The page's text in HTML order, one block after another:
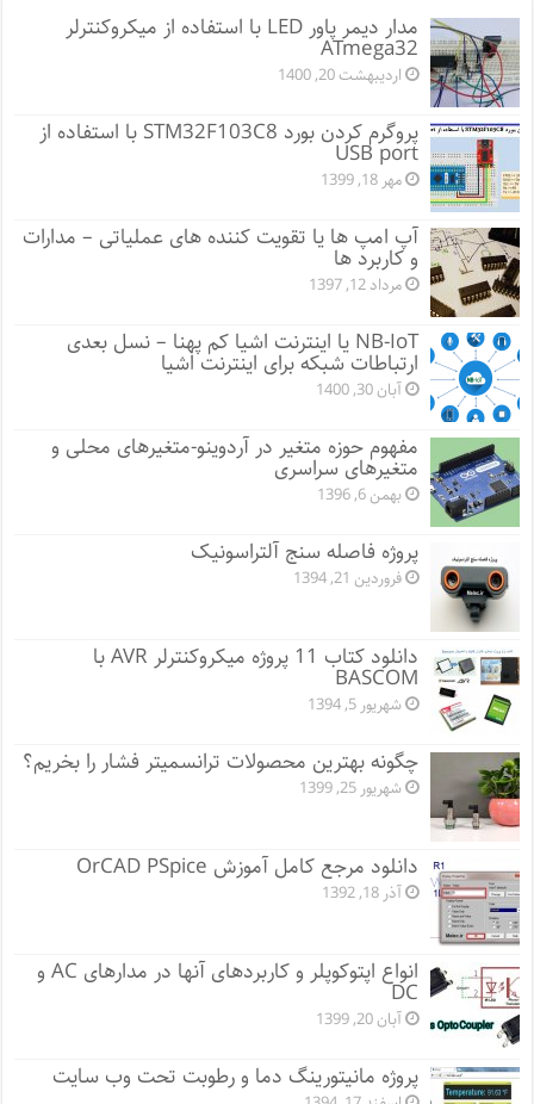
مدار دیمر پاور LED با استفاده از میکروکنترلر
ATmega32
اردیبهشت 20, 1400
پروگرم کردن بورد STM32F103C8 با استفاده از
USB port
مهر 18, 1399
آپ امپ ها یا تقویت کننده های عملیاتی – مدارات
و کاربرد ها
مرداد 12, 1397
NB-IoT یا اینترنت اشیا کم پهنا – نسل بعدی
ارتباطات شبکه برای اینترنت اشیا
آبان 30, 1400
مفهوم حوزه متغیر در آردوینو-متغیرهای محلی و
متغیرهای سراسری
بهمن 6, 1396
پروژه فاصله سنج آلتراسونیک
فروردین 21, 1394
دانلود کتاب 11 پروژه میکروکنترلر AVR با
BASCOM
شهریور 5, 1394
چگونه بهترین محصولات ترانسمیتر فشار را بخریم؟
شهریور 25, 1399
دانلود مرجع کامل آموزش OrCAD PSpice
آذر 18, 1392
انواع اپتوکوپلر و کاربردهای آنها در مدارهای AC و
DC
آبان 20, 1399
پروژه مانيتورينگ دما و رطوبت تحت وب سایت